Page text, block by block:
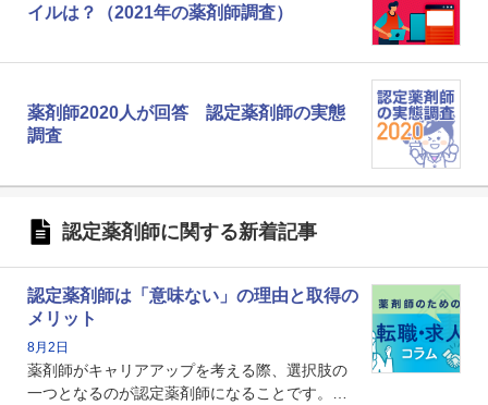
イルは？（2021年の薬剤師調査）
薬剤師2020人が回答 認定薬剤師の実態
調査
認定薬剤師に関する新着記事
認定薬剤師は「意味ない」の理由と取得の
メリット
8月2日
薬剤師がキャリアアップを考える際、選択肢の
一つとなるのが認定薬剤師になることです。し